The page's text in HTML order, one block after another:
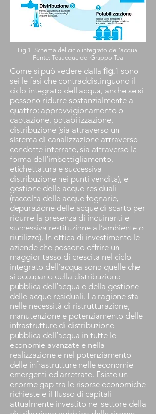
Fig.1. Schema del ciclo integrato dell’acqua.
Fonte: Teaacque del Gruppo Tea
Come si può vedere dalla fig.1 sono
sei le fasi che contraddistinguono il
ciclo integrato dell’acqua, anche se si
possono ridurre sostanzialmente a
quattro: approvvigionamento o
captazione, potabilizzazione,
distribuzione (sia attraverso un
sistema di canalizzazione attraverso
condotte interrate, sia attraverso la
forma dell’imbottigliamento,
etichettatura e successiva
distribuzione nei punti vendita), e
gestione delle acque residuali
(raccolta delle acque fognarie,
depurazione delle acque di scarto per
ridurre la presenza di inquinanti e
successiva restituzione all’ambiente o
riutilizzo). In ottica di investimento le
aziende che possono offrire un
maggior tasso di crescita nel ciclo
integrato dell’acqua sono quelle che
si occupano della distribuzione
pubblica dell’acqua e della gestione
delle acque residuali. La ragione sta
nelle necessità di ristrutturazione,
manutenzione e potenziamento delle
infrastrutture di distribuzione
pubblica dell’acqua in tutte le
economie avanzate e nella
realizzazione e nel potenziamento
delle infrastrutture nelle economie
emergenti ed arretrate. Esiste un
enorme gap tra le risorse economiche
richieste e il flusso di capitali
attualmente investito nel settore della